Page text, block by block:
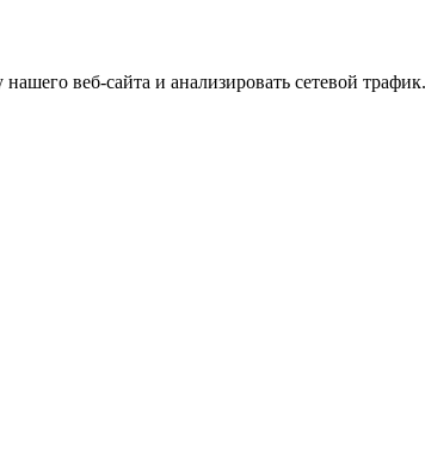
веб-сайта и анализировать сетевой трафик.